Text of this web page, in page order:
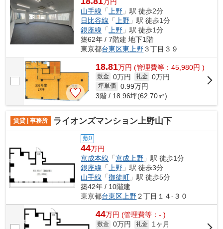
山手線 「 上野 」駅 徒歩2分
日比谷線 「 上野 」駅 徒歩1分
銀座線 「 上野 」駅 徒歩1分
築62年 / 7階建 地下1階
東京都台東区東上野３丁目３９
18.81万円 (管理費等：45,980円 )
敷金 0万円 礼金 0万円
坪単価 0.99万円
3階 / 18.96坪(62.70㎡)
賃貸 | 事務所 ライオンズマンション上野山下
敷0
44万円
京成本線 「京成上野 」駅 徒歩1分
銀座線 「上野 」駅 徒歩3分
山手線 「御徒町 」駅 徒歩5分
築42年 / 10階建
東京都台東区上野２丁目１４-３０
44万円 (管理費等：- )
敷金 0万円 礼金 1ヶ月